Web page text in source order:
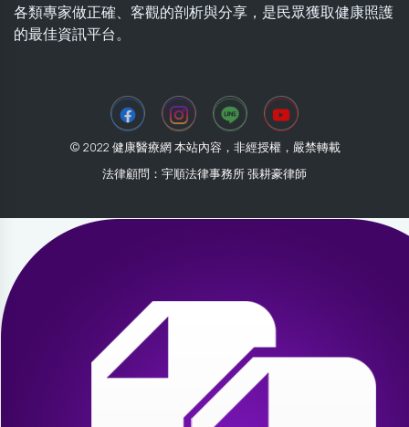
各類專家做正確、客觀的剖析與分享，是民眾獲取健康照護
的最佳資訊平台。
© 2022 健康醫療網 本站內容，非經授權，嚴禁轉載
法律顧問：宇順法律事務所 張耕豪律師